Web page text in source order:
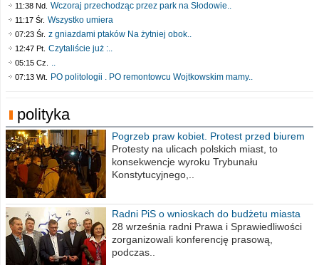
11:38 Nd. Wczoraj przechodząc przez park na Słodowie..
11:17 Śr. Wszystko umiera
07:23 Śr. z gniazdami ptaków Na żytniej obok..
12:47 Pt. Czytaliście już :..
05:15 Cz. ..
07:13 Wt. PO politologii . PO remontowcu Wojtkowskim mamy..
polityka
Pogrzeb praw kobiet. Protest przed biurem
poselskim PiS
Protesty na ulicach polskich miast, to
konsekwencje wyroku Trybunału
Konstytucyjnego,..
Radni PiS o wnioskach do budżetu miasta
na 2021 rok
28 września radni Prawa i Sprawiedliwości
zorganizowali konferencję prasową,
podczas..